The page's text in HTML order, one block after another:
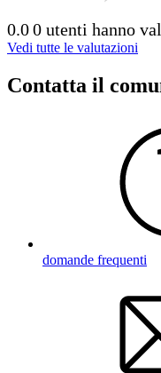
0.00 utenti hanno
Vedi tutte le valutazioni
Contatta il
domande frequenti